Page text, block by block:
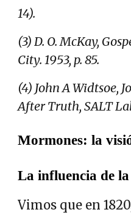
14).
(3) D. O. McKay,
City. 1953, p. 85.
(4) John A Widtsoe,
After Truth, SALT
Mormones: la
La influencia de
Vimos que en